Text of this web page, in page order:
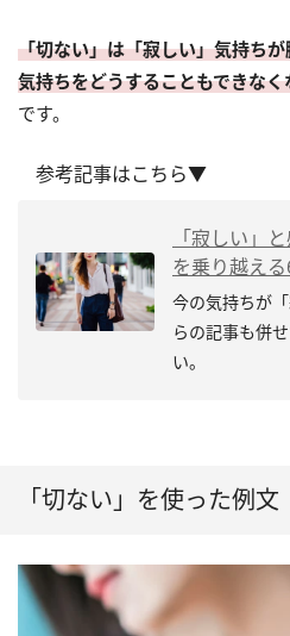
「切ない」は「寂しい」気持ち
気持ちをどうすることもできな
です。
参考記事はこちら▼
「寂しい」
を乗り越え
今の気持ちが
らの記事も併
い。
「切ない」を使った例文